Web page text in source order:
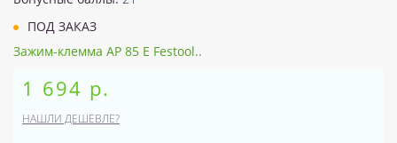
ПОД ЗАКАЗ
Зажим-клемма AP 85 E Festool..
1 694 р.
НАШЛИ ДЕШЕВЛЕ?